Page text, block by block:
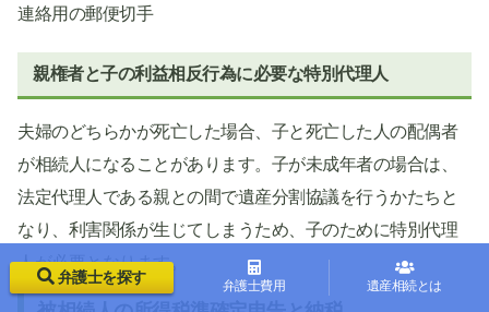
連絡用の郵便切手
親権者と子の利益相反行為に必要な特別代理人
夫婦のどちらかが死亡した場合、子と死亡した人の配偶者
が相続人になることがあります。子が未成年者の場合は、
法定代理人である親との間で遺産分割協議を行うかたちと
なり、利害関係が生じてしまうため、子のために特別代理
人が必要となります。
弁護士を探す 弁護士費用 遺産相続とは